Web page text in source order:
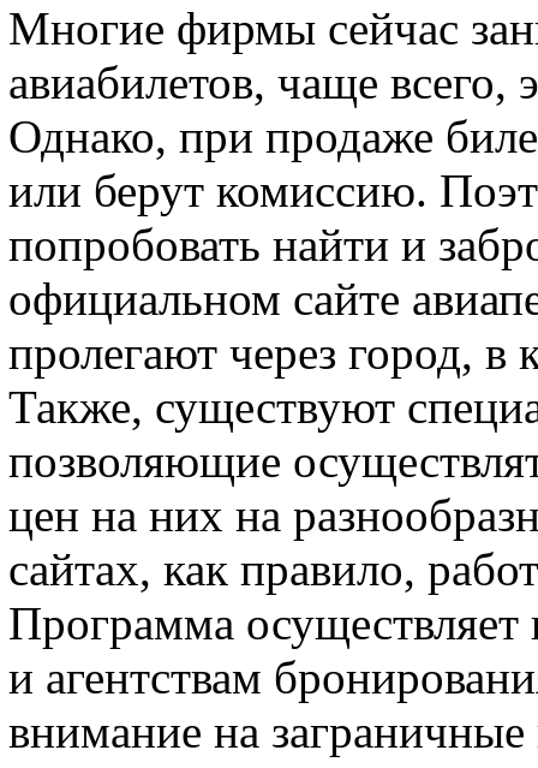
Многие фирмы сейчас
авиабилетов, чаще
Однако, при продаже
или берут комиссию.
попробовать найти и
официальном сайте
пролегают через город,
Также, существуют
позволяющие
цен на них на
сайтах, как правило,
Программа
и агентствам
внимание на